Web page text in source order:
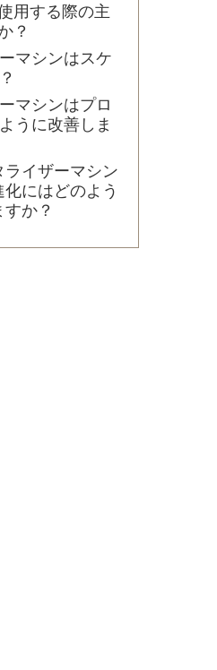
用する際の主
？
マシンはスケ
マシンはプロ
うに改善しま
イザーマシン
にはどのよう
か？